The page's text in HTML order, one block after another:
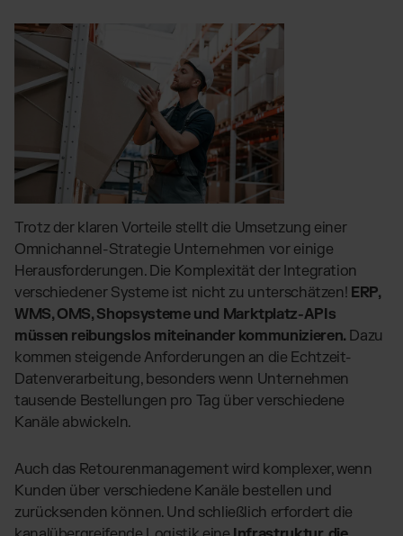
Trotz der klaren Vorteile stellt die Umsetzung einer
Omnichannel-Strategie Unternehmen vor einige
Herausforderungen. Die Komplexität der Integration
verschiedener Systeme ist nicht zu unterschätzen! ERP,
WMS, OMS, Shopsysteme und Marktplatz-APIs
müssen reibungslos miteinander kommunizieren. Dazu
kommen steigende Anforderungen an die Echtzeit-
Datenverarbeitung, besonders wenn Unternehmen
tausende Bestellungen pro Tag über verschiedene
Kanäle abwickeln.
Auch das Retourenmanagement wird komplexer, wenn
Kunden über verschiedene Kanäle bestellen und
zurücksenden können. Und schließlich erfordert die